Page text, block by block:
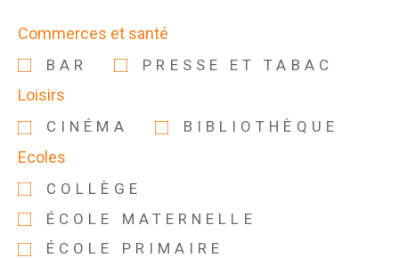
Commerces et santé
BAR PRESSE ET TABAC
Loisirs
CINÉMA BIBLIOTHÈQUE
Ecoles
COLLÈGE
ÉCOLE MATERNELLE
ÉCOLE PRIMAIRE